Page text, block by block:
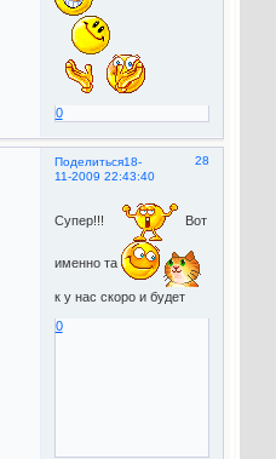
0
Поделиться 28
18-
11-2009 22:43:40
Супер!!!
Вот
именно та
к у нас скоро и будет
0